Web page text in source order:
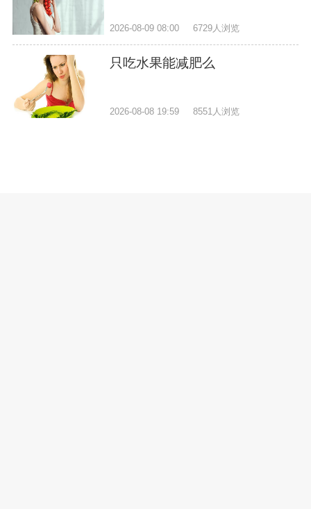
2026-08-09 08:00 6729人浏览
只吃水果能减肥么
2026-08-08 19:59 8551人浏览